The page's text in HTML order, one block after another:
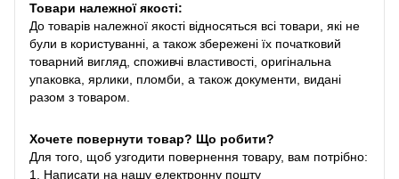
Товари належної якості:
До товарів належної якості відносяться всі товари, які не
були в користуванні, а також збережені їх початковий
товарний вигляд, споживчі властивості, оригінальна
упаковка, ярлики, пломби, а також документи, видані
разом з товаром.
Хочете повернути товар? Що робити?
Для того, щоб узгодити повернення товару, вам потрібно:
1. Написати на нашу електронну пошту